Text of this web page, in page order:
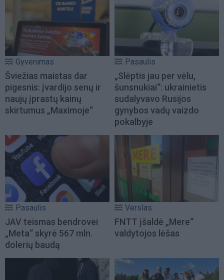
Gyvenimas
Šviežias maistas dar
pigesnis: įvardijo senų ir
naujų įprastų kainų
skirtumus „Maximoje“
Pasaulis
„Slėptis jau per vėlu,
šunsnukiai“: ukrainietis
sudalyvavo Rusijos
gynybos vadų vaizdo
pokalbyje
Pasaulis
JAV teismas bendrovei
„Meta“ skyrė 567 mln.
dolerių baudą
Verslas
FNTT įšaldė „Mere“
valdytojos lėšas